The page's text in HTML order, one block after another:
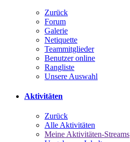
Zurück
Forum
Galerie
Netiquette
Teammitglieder
Benutzer online
Rangliste
Unsere Auswahl
Aktivitäten
Zurück
Alle Aktivitäten
Meine Aktivitäten-Streams